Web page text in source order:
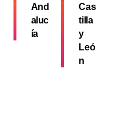
And
aluc
ía
Cas
tilla
y
Leó
n